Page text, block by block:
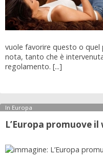
vuole favorire questo o
nota, tanto che è
regolamento. [...]
In Europa
L’Europa promuove